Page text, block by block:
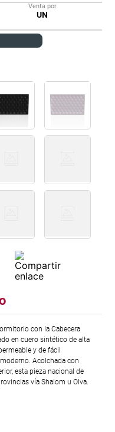
Venta por
UN
con la Cabecera
en cuero sintético de alta
y de fácil
Acolchada con
esta pieza nacional de
vía Shalom u Olva.